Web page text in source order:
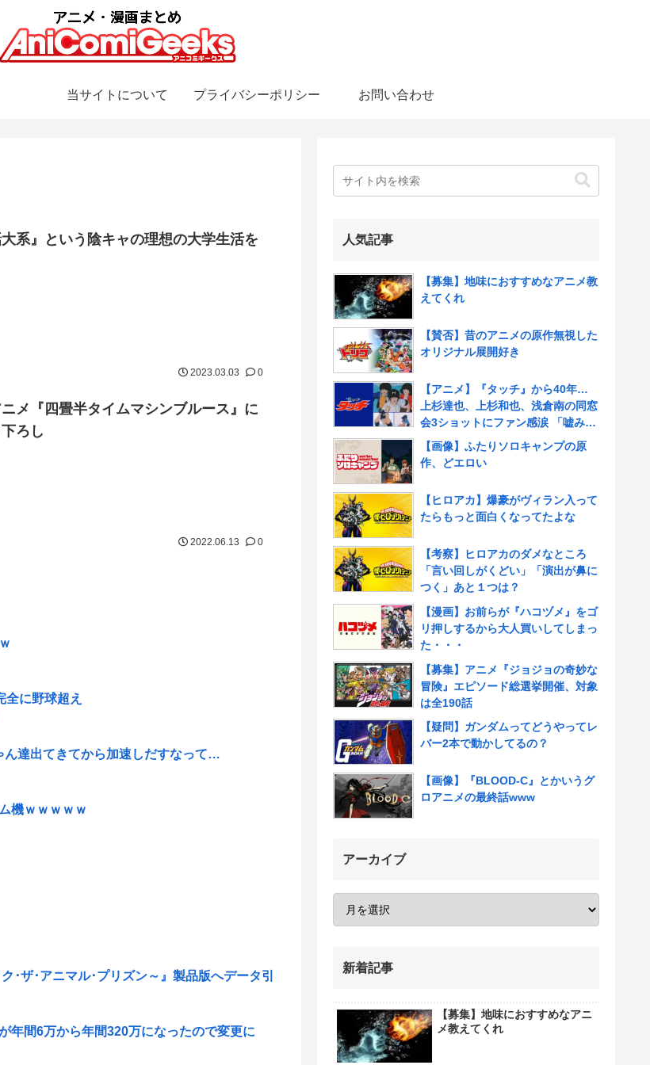
当サイトについて プライバシーポリシー お問い合わせ
大系』という陰キャの理想の大学生活を
2023.03.03 0
メ『四畳半タイムマシンブルース』に
ろし
2022.06.13 0
全に野球超え
ん達出てきてから加速しだすなって…
機ｗｗｗｗｗ
ザ･アニマル･プリズン～』製品版へデータ引
年間6万から年間320万になったので変更に
人気記事
【募集】地味におすすめなアニメ教
えてくれ
【賛否】昔のアニメの原作無視した
オリジナル展開好き
【アニメ】『タッチ』から40年…
上杉達也、上杉和也、浅倉南の同窓
会3ショットにファン感涙 「嘘みた
いだろ…また三人揃ってるんだぜ」
【画像】ふたりソロキャンプの原
作、どエロい
【ヒロアカ】爆豪がヴィラン入って
たらもっと面白くなってたよな
【考察】ヒロアカのダメなところ
「言い回しがくどい」「演出が鼻に
つく」あと１つは？
【漫画】お前らが『ハコヅメ』をゴ
リ押しするから大人買いしてしまっ
た・・・
【募集】アニメ『ジョジョの奇妙な
冒険』エピソード総選挙開催、対象
は全190話
【疑問】ガンダムってどうやってレ
バー2本で動かしてるの？
【画像】『BLOOD-C』とかいうグ
ロアニメの最終話www
アーカイブ
新着記事
【募集】地味におすすめなアニ
メ教えてくれ